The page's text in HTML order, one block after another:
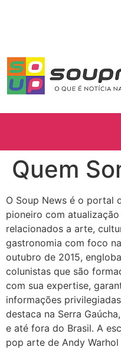
Quem
O Soup News é o portal
pioneiro com
relacionados a arte,
gastronomia com foco
outubro de 2015,
colunistas que são
com sua expertise,
informações
destaca na Serra
e até fora do Brasil. A
pop arte de Andy